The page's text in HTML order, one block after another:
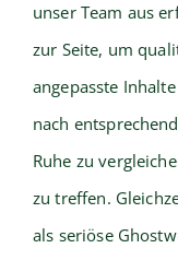
unser Team aus
zur Seite, um
angepasste
nach
Ruhe zu
zu treffen.
als seriöse